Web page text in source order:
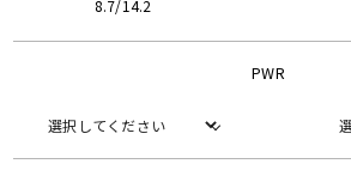
8.7/14.2
PWR